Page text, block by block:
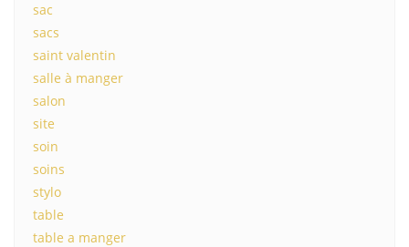
sac
sacs
saint valentin
salle à manger
salon
site
soin
soins
stylo
table
table a manger